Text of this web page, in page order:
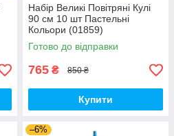
Набір Великі Повітряні Кулі
90 см 10 шт Пастельні
Кольори (01859)
Готово до відправки
765 ₴ 850 ₴
Купити
–6%